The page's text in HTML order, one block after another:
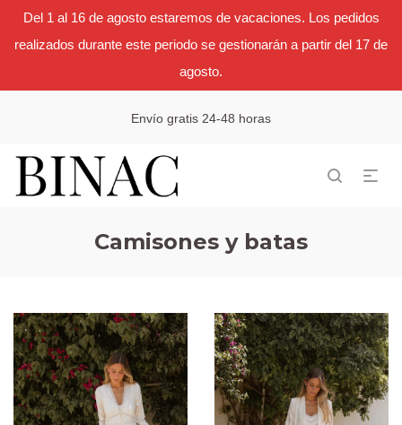
Del 1 al 16 de agosto estaremos de vacaciones. Los pedidos
realizados durante este periodo se gestionarán a partir del 17 de
agosto.
Envío gratis 24-48 horas
Camisones y batas